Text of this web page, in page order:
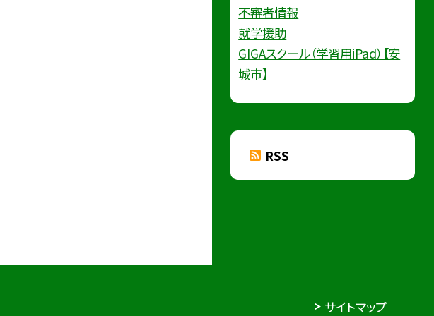
不審者情報
就学援助
GIGAスクール（学習用iPad）【安
城市】
RSS
サイトマップ